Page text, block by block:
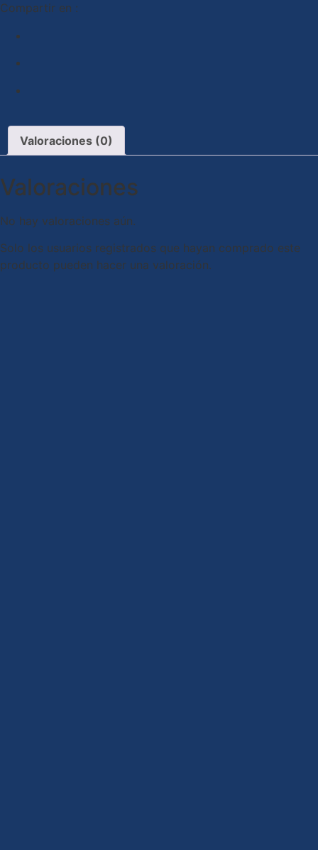
Compartir en :
Valoraciones (0)
Valoraciones
No hay valoraciones aún.
Solo los usuarios registrados que hayan comprado este
producto pueden hacer una valoración.